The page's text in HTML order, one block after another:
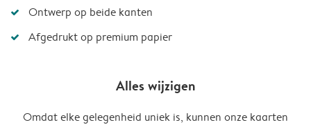
Ontwerp op beide kanten
Afgedrukt op premium papier
Alles wijzigen
Omdat elke gelegenheid uniek is, kunnen onze kaarten